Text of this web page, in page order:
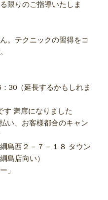
限りのご指導いたしま
。テクニックの習得をコ
30（延長するかもしれま
満席になりました
い、お客様都合のキャン
島西２－７－１８ タウン
島店向い）
」